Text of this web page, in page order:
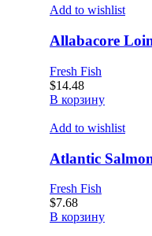
Add to wishlist
Allabacore
Fresh Fish
$14.48
В корзину
Add to wishlist
Atlantic
Fresh Fish
$7.68
В корзину